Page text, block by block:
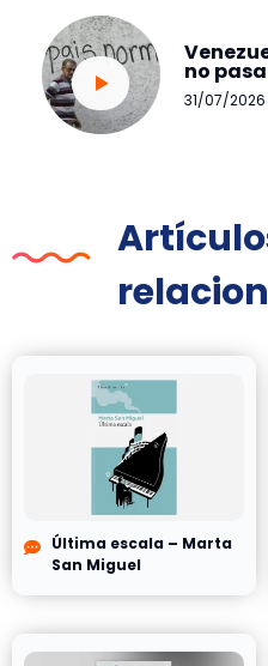
no
31/07/2026
Última escala – Marta
San Miguel